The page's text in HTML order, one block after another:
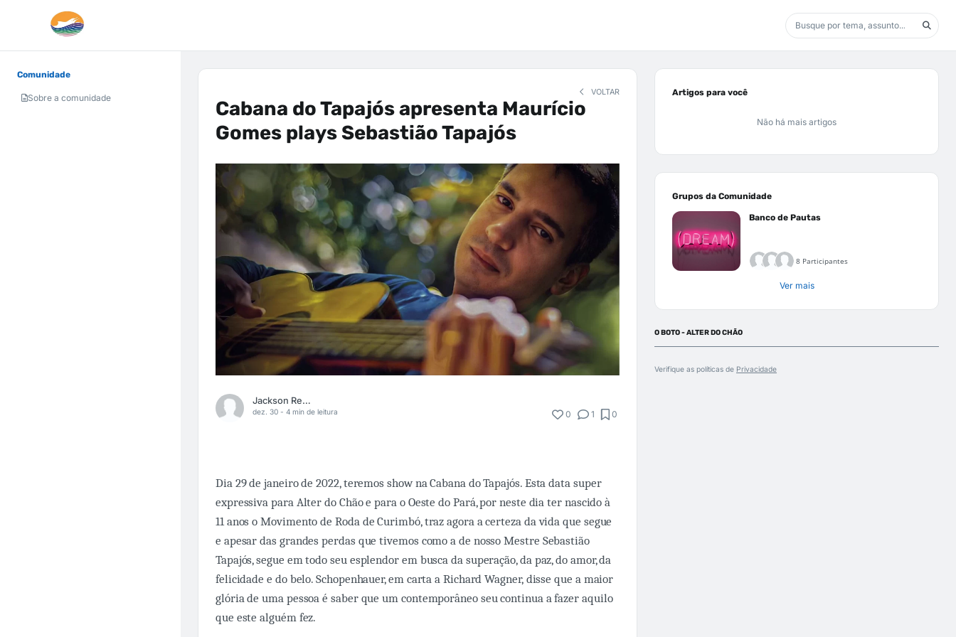
Comunidade
Sobre a comunidade
VOLTAR
Cabana do Tapajós apresenta Maurício
Gomes plays Sebastião Tapajós
Jackson Rego Matos
dez. 30 - 4 min de leitura 0 1 0
Dia 29 de janeiro de 2022, teremos show na Cabana do Tapajós. Esta data super
expressiva para Alter do Chão e para o Oeste do Pará, por neste dia ter nascido à
11 anos o Movimento de Roda de Curimbó, traz agora a certeza da vida que segue
e apesar das grandes perdas que tivemos como a de nosso Mestre Sebastião
Tapajós, segue em todo seu esplendor em busca da superação, da paz, do amor, da
felicidade e do belo. Schopenhauer, em carta a Richard Wagner, disse que a maior
glória de uma pessoa é saber que um contemporâneo seu continua a fazer aquilo
que este alguém fez.
Artigos para você
Não há mais artigos
Grupos da Comunidade
Banco de Pautas
8 Participantes
Ver mais
O BOTO - ALTER DO CHÃO
Verifique as políticas de Privacidade